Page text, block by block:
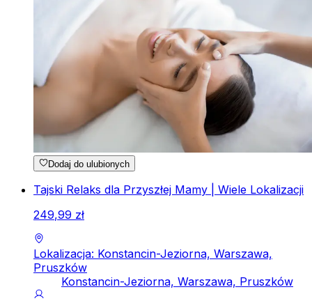
Dodaj do ulubionych
Tajski Relaks dla Przyszłej Mamy | Wiele Lokalizacji
249,99 zł
Lokalizacja: Konstancin-Jeziorna, Warszawa,
Pruszków
Konstancin-Jeziorna, Warszawa, Pruszków